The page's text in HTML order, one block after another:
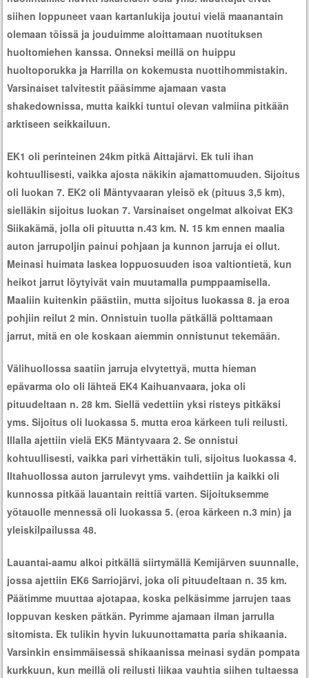
siihen loppuneet vaan kartanlukija joutui vielä maanantain
olemaan töissä ja jouduimme aloittamaan nuotituksen
huoltomiehen kanssa. Onneksi meillä on huippu
huoltoporukka ja Harrilla on kokemusta nuottihommistakin.
Varsinaiset talvitestit pääsimme ajamaan vasta
shakedownissa, mutta kaikki tuntui olevan valmiina pitkään
arktiseen seikkailuun.
EK1 oli perinteinen 24km pitkä Aittajärvi. Ek tuli ihan
kohtuullisesti, vaikka ajosta näkikin ajamattomuuden. Sijoitus
oli luokan 7. EK2 oli Mäntyvaaran yleisö ek (pituus 3,5 km),
sielläkin sijoitus luokan 7. Varsinaiset ongelmat alkoivat EK3
Siikakämä, jolla oli pituutta n.43 km. N. 15 km ennen maalia
auton jarrupoljin painui pohjaan ja kunnon jarruja ei ollut.
Meinasi huimata laskea loppuosuuden isoa valtiontietä, kun
heikot jarrut löytyivät vain muutamalla pumppaamisella.
Maaliin kuitenkin päästiin, mutta sijoitus luokassa 8. ja eroa
pohjiin reilut 2 min. Onnistuin tuolla pätkällä polttamaan
jarrut, mitä en ole koskaan aiemmin onnistunut tekemään.
Välihuollossa saatiin jarruja elvytettyä, mutta hieman
epävarma olo oli lähteä EK4 Kaihuanvaara, joka oli
pituudeltaan n. 28 km. Siellä vedettiin yksi risteys pitkäksi
yms. Sijoitus oli luokassa 5. mutta eroa kärkeen tuli reilusti.
Illalla ajettiin vielä EK5 Mäntyvaara 2. Se onnistui
kohtuullisesti, vaikka pari virhettäkin tuli, sijoitus luokassa 4.
Iltahuollossa auton jarrulevyt yms. vaihdettiin ja kaikki oli
kunnossa pitkää lauantain reittiä varten. Sijoituksemme
yötauolle mennessä oli luokassa 5. (eroa kärkeen n.3 min) ja
yleiskilpailussa 48.
Lauantai-aamu alkoi pitkällä siirtymällä Kemijärven suunnalle,
jossa ajettiin EK6 Sarriojärvi, joka oli pituudeltaan n. 35 km.
Päätimme muuttaa ajotapaa, koska pelkäsimme jarrujen taas
loppuvan kesken pätkän. Pyrimme ajamaan ilman jarrulla
sitomista. Ek tulikin hyvin lukuunottamatta paria shikaania.
Varsinkin ensimmäisessä shikaanissa meinasi sydän pompata
kurkkuun, kun meillä oli reilusti liikaa vauhtia siihen tultaessa